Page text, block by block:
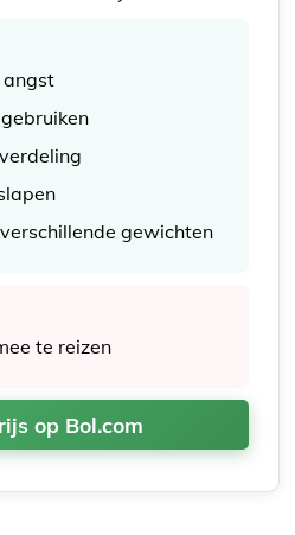
angst
gewichten
te reizen
op Bol.com